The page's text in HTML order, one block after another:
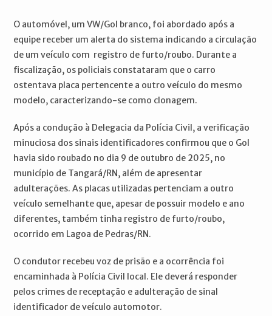
O automóvel, um VW/Gol branco, foi abordado após a
equipe receber um alerta do sistema indicando a circulação
de um veículo com registro de furto/roubo. Durante a
fiscalização, os policiais constataram que o carro
ostentava placa pertencente a outro veículo do mesmo
modelo, caracterizando-se como clonagem.
Após a condução à Delegacia da Polícia Civil, a verificação
minuciosa dos sinais identificadores confirmou que o Gol
havia sido roubado no dia 9 de outubro de 2025, no
município de Tangará/RN, além de apresentar
adulterações. As placas utilizadas pertenciam a outro
veículo semelhante que, apesar de possuir modelo e ano
diferentes, também tinha registro de furto/roubo,
ocorrido em Lagoa de Pedras/RN.
O condutor recebeu voz de prisão e a ocorrência foi
encaminhada à Polícia Civil local. Ele deverá responder
pelos crimes de receptação e adulteração de sinal
identificador de veículo automotor.